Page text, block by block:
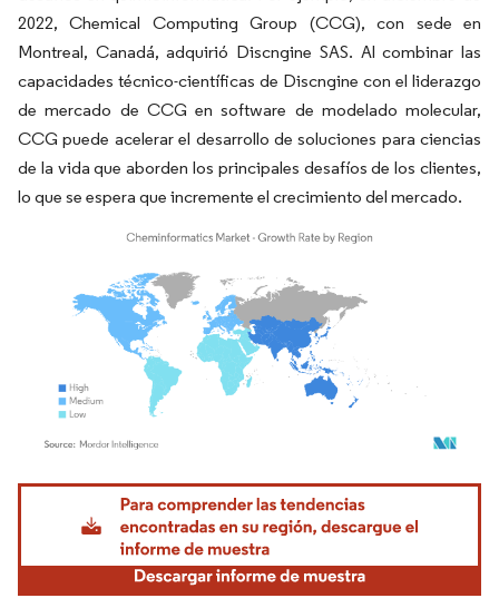
2022, Chemical Computing Group (CCG), con sede en
Montreal, Canadá, adquirió Discngine SAS. Al combinar las
capacidades técnico-científicas de Discngine con el liderazgo
de mercado de CCG en software de modelado molecular,
CCG puede acelerar el desarrollo de soluciones para ciencias
de la vida que aborden los principales desafíos de los clientes,
lo que se espera que incremente el crecimiento del mercado.
Imagen © Mordor Intelligence. El uso requiere atribución según CC BY 4.0.